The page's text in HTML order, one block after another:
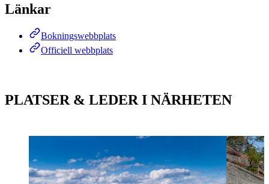
Länkar
Bokningswebbplats
Officiell webbplats
PLATSER & LEDER I NÄRHETEN